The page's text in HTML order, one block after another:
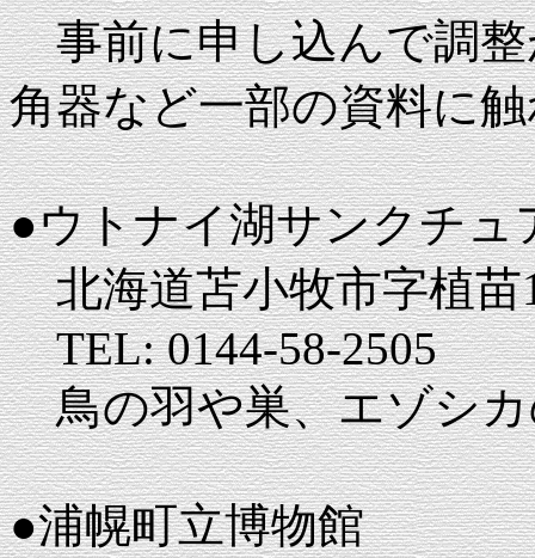
事前に申し込んで調整
角器など一部の資料に
●ウトナイ湖サンクチ
北海道苫小牧市字植苗
TEL: 0144-58-2505
鳥の羽や巣、エゾシカ
●浦幌町立博物館